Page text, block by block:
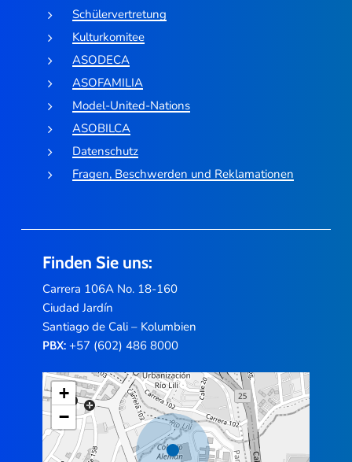
Schülervertretung
Kulturkomitee
ASODECA
ASOFAMILIA
Model-United-Nations
ASOBILCA
Datenschutz
Fragen, Beschwerden und Reklamationen
Finden Sie uns:
Carrera 106A No. 18-160
Ciudad Jardín
Santiago de Cali – Kolumbien
PBX:+57 (602) 486 8000
+
−